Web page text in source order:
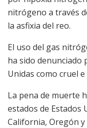
nitrógeno a través
la asfixia del reo.
El uso del gas
ha sido denunciado
Unidas como cruel
La pena de muerte
estados de
California, Oregón